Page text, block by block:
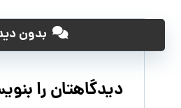
بدون
دیدگاهتان را